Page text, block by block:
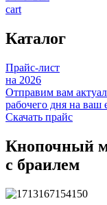
cart
Каталог
Прайс-лист
на 2026
Отправим вам
рабочего дня на ваш
Скачать прайс
Кнопочный
с браилем